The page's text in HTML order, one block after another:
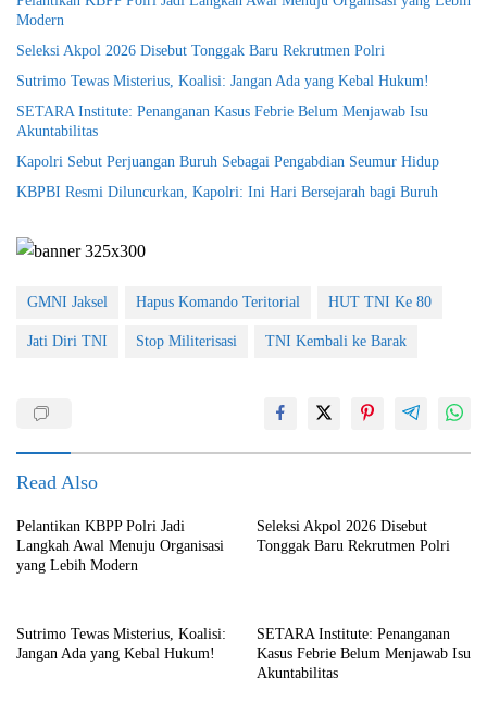
Modern
Seleksi Akpol 2026 Disebut Tonggak Baru Rekrutmen Polri
Sutrimo Tewas Misterius, Koalisi: Jangan Ada yang Kebal Hukum!
SETARA Institute: Penanganan Kasus Febrie Belum Menjawab Isu
Akuntabilitas
Kapolri Sebut Perjuangan Buruh Sebagai Pengabdian Seumur Hidup
KBPBI Resmi Diluncurkan, Kapolri: Ini Hari Bersejarah bagi Buruh
GMNI Jaksel Hapus Komando Teritorial HUT TNI Ke 80
Jati Diri TNI Stop Militerisasi TNI Kembali ke Barak
Read Also
Pelantikan KBPP Polri Jadi
Langkah Awal Menuju Organisasi
yang Lebih Modern
Seleksi Akpol 2026 Disebut
Tonggak Baru Rekrutmen Polri
Sutrimo Tewas Misterius, Koalisi:
Jangan Ada yang Kebal Hukum!
SETARA Institute: Penanganan
Kasus Febrie Belum Menjawab Isu
Akuntabilitas